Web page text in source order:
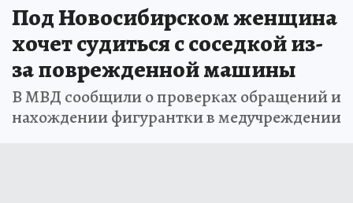
Под Новосибирском женщина
хочет судиться с соседкой из-
за поврежденной машины
В МВД сообщили о проверках обращений и
нахождении фигурантки в медучреждении